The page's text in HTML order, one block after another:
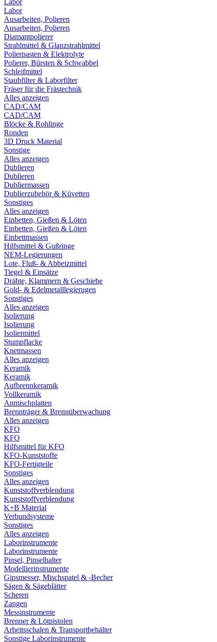
Labor
Labor
Ausarbeiten, Polieren
Ausarbeiten, Polieren
Diamantpolierer
Strahlmittel & Glanzstrahlmittel
Polierpasten & Elektrolyte
Polierer, Bürsten & Schwabbel
Schleifmittel
Staubfilter & Laborfilter
Fräser für die Frästechnik
Alles anzeigen
CAD/CAM
CAD/CAM
Blöcke & Rohlinge
Ronden
3D Druck Material
Sonstige
Alles anzeigen
Dublieren
Dublieren
Dubliermassen
Dublierzubehör & Küvetten
Sonstiges
Alles anzeigen
Einbetten, Gießen & Löten
Einbetten, Gießen & Löten
Einbettmassen
Hilfsmittel & Gußringe
NEM-Legierungen
Lote, Fluß- & Abbeizmittel
Tiegel & Einsätze
Drähte, Klammern & Geschiebe
Gold- & Edelmetalllegierugen
Sonstiges
Alles anzeigen
Isolierung
Isolierung
Isoliermittel
Stumpflacke
Knetmassen
Alles anzeigen
Keramik
Keramik
Aufbrennkeramik
Vollkeramik
Anmischplatten
Brennträger & Brennüberwachung
Alles anzeigen
KFO
KFO
Hilfsmittel für KFO
KFO-Kunststoffe
KFO-Fertigteile
Sonstiges
Alles anzeigen
Kunststoffverblendung
Kunststoffverblendung
K+B Material
Verbundsysteme
Sonstiges
Alles anzeigen
Laborinstrumente
Laborinstrumente
Pinsel, Pinselhalter
Modellierinstrumente
Gipsmesser, Mischspatel & -Becher
Sägen & Sägeblätter
Scheren
Zangen
Messinstrumente
Brenner & Lötpistolen
Arbeitsschalen & Transportbehälter
Sonstige Laborinstrumente